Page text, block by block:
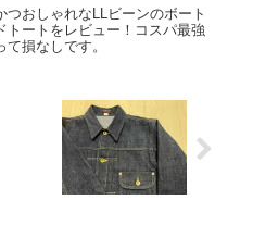
つおしゃれなLLビーンのボート
トートをレビュー！コスパ最強
て損なしです。